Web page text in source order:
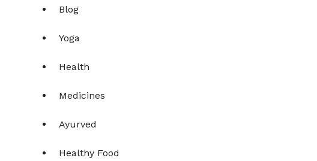
Blog
Yoga
Health
Medicines
Ayurved
Healthy Food